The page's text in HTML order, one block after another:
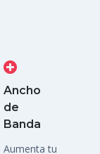
Ancho
de
Banda
Aumenta tu